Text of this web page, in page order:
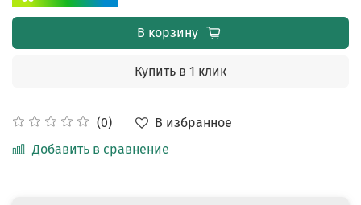
(0)
В избранное
Добавить в сравнение
В корзину
Купить в 1 клик